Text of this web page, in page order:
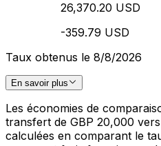
26,370.20 USD
-359.79 USD
Taux obtenus le 8/8/2026
En savoir plus
Les économies de
transfert de GBP 20,000
calculées en comparant le